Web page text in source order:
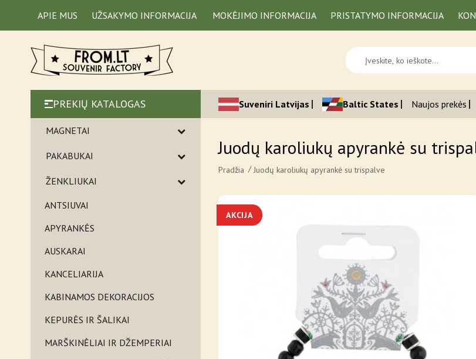
APIE MUS UŽSAKYMO INFORMACIJA MOKĖJIMO INFORMACIJA PRISTATYMO INFORMACIJA
PREKIŲ KATALOGAS
MAGNETAI
PAKABUKAI
ŽENKLIUKAI
ANTSIUVAI
APYRANKĖS
AUSKARAI
KANCELIARIJA
KABINAMOS DEKORACIJOS
KEPURĖS IR ŠALIKAI
MARŠKINĖLIAI IR DŽEMPERIAI
Suveniri Latvijas Baltic States Naujos prekės
Juodų karoliukų apyrankė su
Pradžia Juodų karoliukų apyrankė su trispalve
AKCIJA